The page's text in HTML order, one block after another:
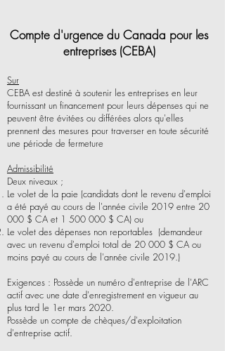
Compte d'urgence du Canada pour les
entreprises (CEBA)
Sur
CEBA est destiné à soutenir les entreprises en leur
fournissant un financement pour leurs dépenses qui ne
peuvent être évitées ou différées alors qu'elles
prennent des mesures pour traverser en toute sécurité
une période de fermeture
Admissibilité
Deux niveaux ;
Le volet de la paie (candidats dont le revenu d'emploi
a été payé au cours de l'année civile 2019 entre 20
000 $ CA et 1 500 000 $ CA) ou
Le volet des dépenses non reportables (demandeur
avec un revenu d'emploi total de 20 000 $ CA ou
moins payé au cours de l'année civile 2019.)
Exigences : Possède un numéro d'entreprise de l'ARC
actif avec une date d'enregistrement en vigueur au
plus tard le 1er mars 2020.
Possède un compte de chèques/d'exploitation
d'entreprise actif.